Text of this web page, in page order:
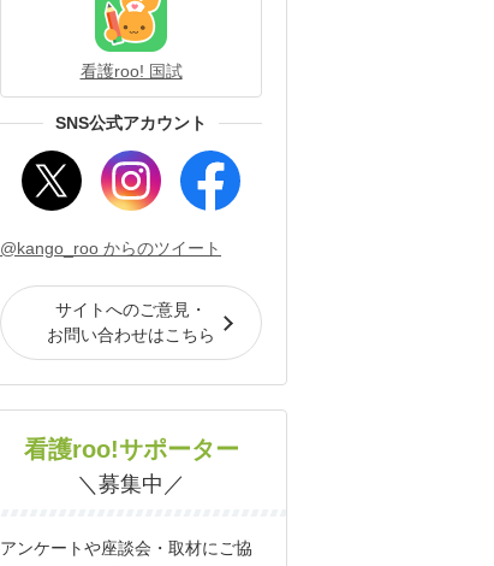
看護roo! 国試
SNS公式アカウント
@kango_roo からのツイート
サイトへのご意見・
お問い合わせはこちら
看護roo!サポーター
＼募集中／
アンケートや座談会・取材にご協